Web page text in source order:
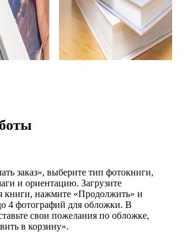
заказ», выберите тип фотокниги,
и ориентацию. Загрузите
книги, нажмите «Продолжить» и
4 фотографий для обложки. В
свои пожелания по обложке,
в корзину».